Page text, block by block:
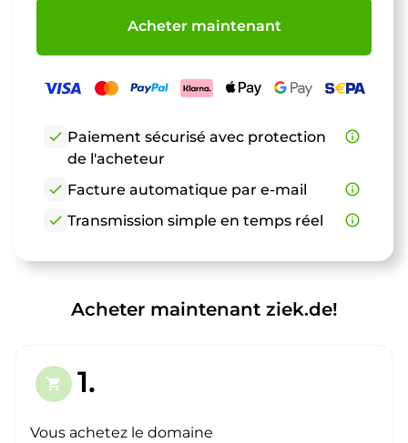
Acheter maintenant
check Paiement sécurisé avec protection
de l'acheteur
info_outline
check Facture automatique par e-mail
info_outline
check Transmission simple en temps réel info_outline
Acheter maintenant ziek.de!
shopping_cart 1.
Vous achetez le domaine